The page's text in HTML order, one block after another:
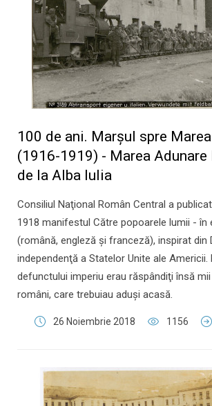
100 de ani. Marşul spre
(1916-1919) - Marea
de la Alba Iulia
Consiliul Naţional Român Central a
1918 manifestul Către popoarele lumii - în
(română, engleză şi franceză), inspirat din
independenţă a Statelor Unite ale Americii.
defunctului imperiu erau răspândiţi însă
români, care trebuiau aduşi acasă.
26 Noiembrie 2018 1156